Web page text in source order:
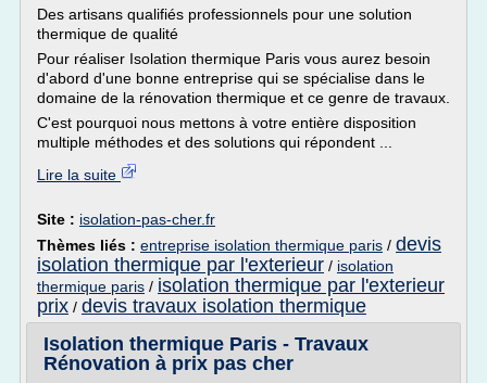
Des artisans qualifiés professionnels pour une solution
thermique de qualité
Pour réaliser Isolation thermique Paris vous aurez besoin
d'abord d'une bonne entreprise qui se spécialise dans le
domaine de la rénovation thermique et ce genre de travaux.
C'est pourquoi nous mettons à votre entière disposition
multiple méthodes et des solutions qui répondent ...
Lire la suite
Site : isolation-pas-cher.fr
Thèmes liés : entreprise isolation thermique paris / devis
isolation thermique par l'exterieur / isolation
thermique paris / isolation thermique par l'exterieur
prix / devis travaux isolation thermique
Isolation thermique Paris - Travaux
Rénovation à prix pas cher